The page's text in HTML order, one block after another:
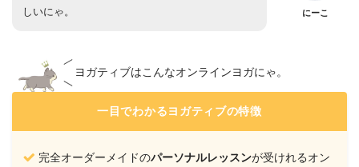
しいにゃ。
にーこ
ヨガティブはこんなオンラインヨガにゃ。
一目でわかるヨガティブの特徴
完全オーダーメイドのパーソナルレッスンが受けれるオン